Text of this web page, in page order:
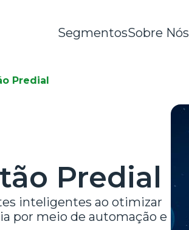
SegmentosSobre Nós
Predial
Predial
inteligentes ao otimizar
por meio de automação e